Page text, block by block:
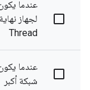
لجهاز
Thread
شبكة أكبر